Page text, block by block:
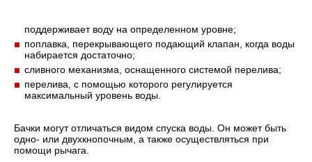
поддерживает воду на определенном уровне;
поплавка, перекрывающего подающий клапан, когда воды
набирается достаточно;
сливного механизма, оснащенного системой перелива;
перелива, с помощью которого регулируется
максимальный уровень воды.
Бачки могут отличаться видом спуска воды. Он может быть
одно- или двухкнопочным, а также осуществляться при
помощи рычага.